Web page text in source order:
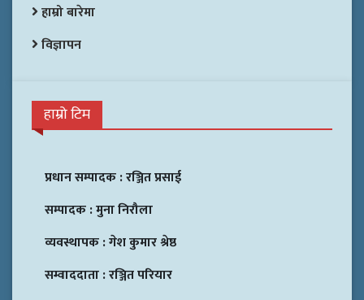
हाम्रो बारेमा
विज्ञापन
हाम्रो टिम
प्रधान सम्पादक :रञ्जित प्रसाई
सम्पादक :मुना निरौला
व्यवस्थापक :गेश कुमार श्रेष्ठ
सम्वाददाता :रञ्जित परियार